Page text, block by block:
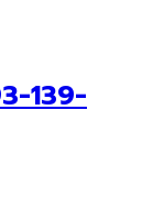
139-